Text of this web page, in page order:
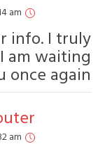
you for
your
next